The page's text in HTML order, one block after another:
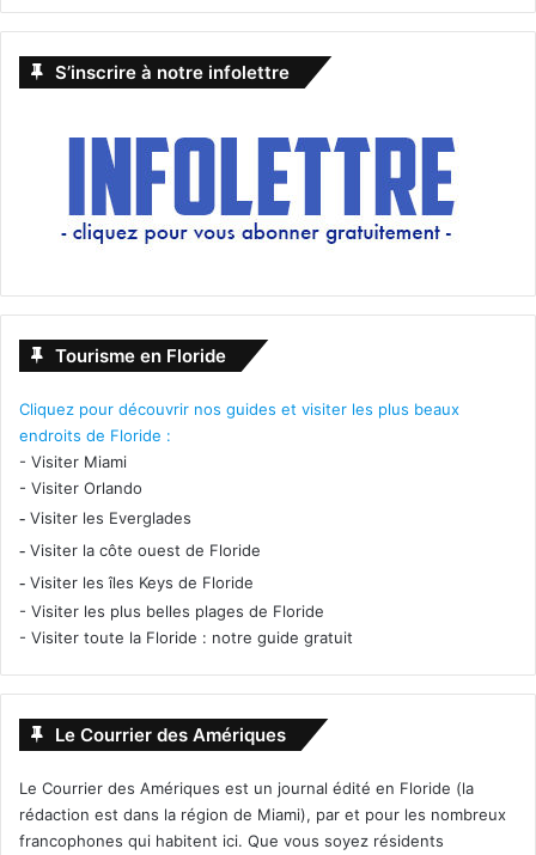
S’inscrire à notre infolettre
Tourisme en Floride
Cliquez pour découvrir nos guides et visiter les plus beaux
endroits de Floride :
- Visiter Miami
- Visiter Orlando
- Visiter les Everglades
- Visiter la côte ouest de Floride
- Visiter les îles Keys de Floride
- Visiter les plus belles plages de Floride
- Visiter toute la Floride : notre guide gratuit
Le Courrier des Amériques
Le Courrier des Amériques est un journal édité en Floride (la
rédaction est dans la région de Miami), par et pour les nombreux
francophones qui habitent ici. Que vous soyez résidents